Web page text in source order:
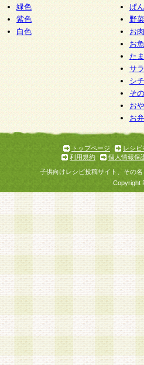
緑色
紫色
白色
ぱん
野
お
お
た
サ
シ
そ
お
お
トップページ
レシピ
利用規約
個人情報保
子供向けレシピ投稿サイト、その
Copyright